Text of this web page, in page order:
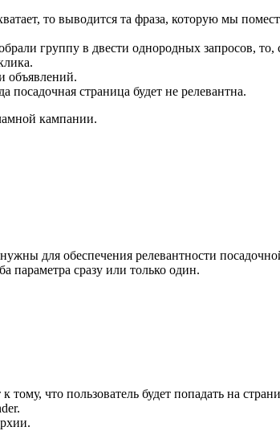
то выводится та фраза, которую мы
группу в двести однородных запросов, то,
объявлений.
страница будет не релевантна.
кампании.
для обеспечения релевантности
параметра сразу или только один.
что пользователь будет попадать на